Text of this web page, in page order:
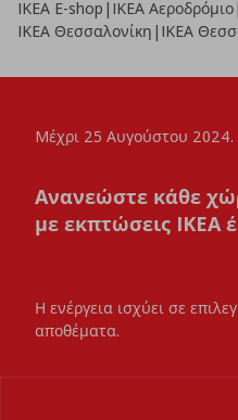
IKEA E-shop | IKEA Αεροδρόμιο|
IKEA Θεσσαλονίκη | IKEA
Mέχρι 25 Aυγούστου 2024.
Ανανεώστε κάθε
με εκπτώσεις IKEA
Η ενέργεια ισχύει σε
αποθέματα.